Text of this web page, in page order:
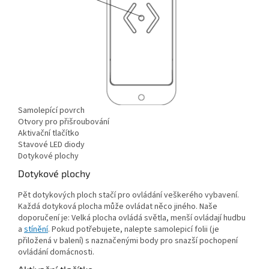
Samolepící povrch
Otvory pro přišroubování
Aktivační tlačítko
Stavové LED diody
Dotykové plochy
Dotykové plochy
Pět dotykových ploch stačí pro ovládání veškerého vybavení.
Každá dotyková plocha může ovládat něco jiného. Naše
doporučení je: Velká plocha ovládá světla, menší ovládají hudbu
a stínění. Pokud potřebujete, nalepte samolepicí folii (je
přiložená v balení) s naznačenými body pro snazší pochopení
ovládání domácnosti.